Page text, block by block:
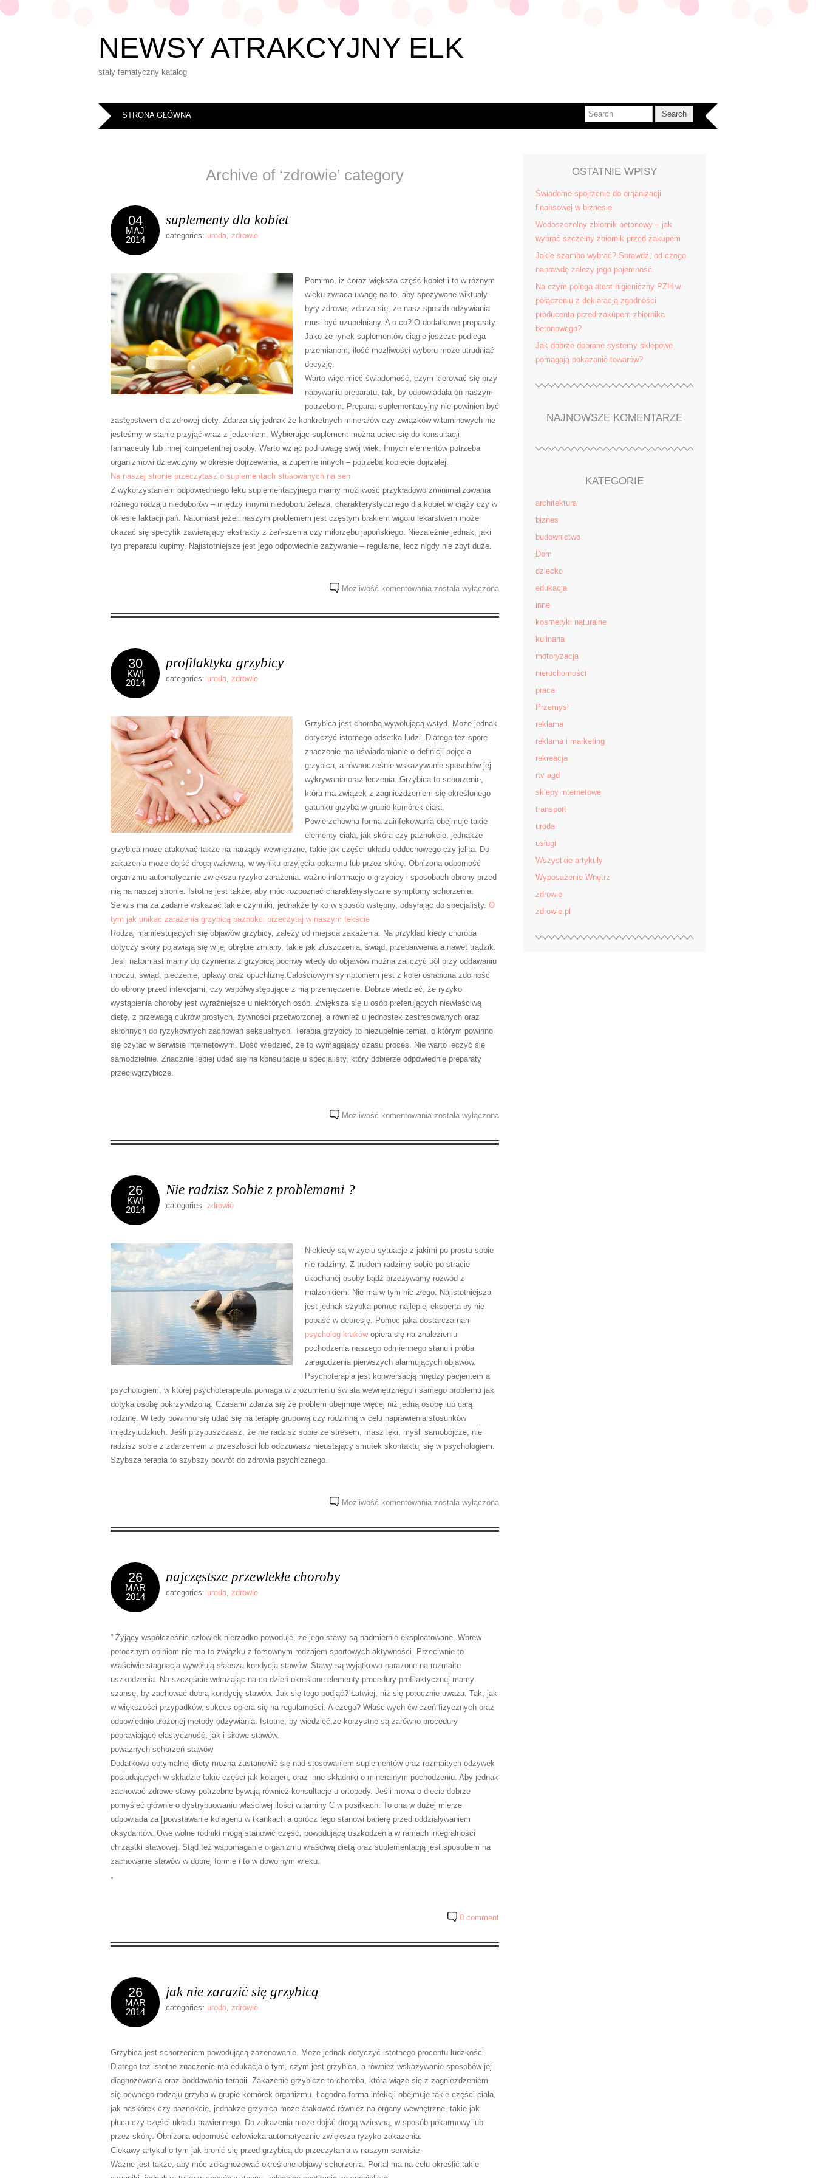
NEWSY ATRAKCYJNY ELK
staly tematyczny katalog
STRONA GŁÓWNA
Archive of ‘zdrowie’ category
04
MAJ
2014
suplementy dla kobiet
categories: uroda, zdrowie
Pomimo, iż coraz większa część kobiet i to w różnym
wieku zwraca uwagę na to, aby spożywane wiktuały
były zdrowe, zdarza się, że nasz sposób odżywiania
musi być uzupełniany. A o co? O dodatkowe preparaty.
Jako że rynek suplementów ciągle jeszcze podlega
przemianom, ilość możliwości wyboru może utrudniać
decyzję.
Warto więc mieć świadomość, czym kierować się przy
nabywaniu preparatu, tak, by odpowiadała on naszym
potrzebom. Preparat suplementacyjny nie powinien być
zastępstwem dla zdrowej diety. Zdarza się jednak że konkretnych minerałów czy związków witaminowych nie
jesteśmy w stanie przyjąć wraz z jedzeniem. Wybierając suplement można uciec się do konsultacji
farmaceuty lub innej kompetentnej osoby. Warto wziąć pod uwagę swój wiek. Innych elementów potrzeba
organizmowi dziewczyny w okresie dojrzewania, a zupełnie innych – potrzeba kobiecie dojrzałej.
Na naszej stronie przeczytasz o suplementach stosowanych na sen
Z wykorzystaniem odpowiedniego leku suplementacyjnego mamy możliwość przykładowo zminimalizowania
różnego rodzaju niedoborów – między innymi niedoboru żelaza, charakterystycznego dla kobiet w ciąży czy w
okresie laktacji pań. Natomiast jeżeli naszym problemem jest częstym brakiem wigoru lekarstwem może
okazać się specyfik zawierający ekstrakty z żeń-szenia czy miłorzębu japońskiego. Niezależnie jednak, jaki
typ preparatu kupimy. Najistotniejsze jest jego odpowiednie zażywanie – regularne, lecz nigdy nie zbyt duże.
Możliwość komentowania suplementy
kobiet
została wyłączona
30
KWI
2014
profilaktyka grzybicy
categories: uroda, zdrowie
Grzybica jest chorobą wywołującą wstyd. Może jednak
dotyczyć istotnego odsetka ludzi. Dlatego też spore
znaczenie ma uświadamianie o definicji pojęcia
grzybica, a równocześnie wskazywanie sposobów jej
wykrywania oraz leczenia. Grzybica to schorzenie,
która ma związek z zagnieżdżeniem się określonego
gatunku grzyba w grupie komórek ciała.
Powierzchowna forma zainfekowania obejmuje takie
elementy ciała, jak skóra czy paznokcie, jednakże
grzybica może atakować także na narządy wewnętrzne, takie jak części układu oddechowego czy jelita. Do
zakażenia może dojść drogą wziewną, w wyniku przyjęcia pokarmu lub przez skórę. Obniżona odporność
organizmu automatycznie zwiększa ryzyko zarażenia. ważne informacje o grzybicy i sposobach obrony przed
nią na naszej stronie. Istotne jest także, aby móc rozpoznać charakterystyczne symptomy schorzenia.
Serwis ma za zadanie wskazać takie czynniki, jednakże tylko w sposób wstępny, odsyłając do specjalisty. O
tym jak unikać zarażenia grzybicą paznokci przeczytaj w naszym tekście
Rodzaj manifestujących się objawów grzybicy, zależy od miejsca zakażenia. Na przykład kiedy choroba
dotyczy skóry pojawiają się w jej obrębie zmiany, takie jak złuszczenia, świąd, przebarwienia a nawet trądzik.
Jeśli natomiast mamy do czynienia z grzybicą pochwy wtedy do objawów można zaliczyć ból przy oddawaniu
moczu, świąd, pieczenie, upławy oraz opuchliznę.Całościowym symptomem jest z kolei osłabiona zdolność
do obrony przed infekcjami, czy współwystępujące z nią przemęczenie. Dobrze wiedzieć, że ryzyko
wystąpienia choroby jest wyraźniejsze u niektórych osób. Zwiększa się u osób preferujących niewłaściwą
dietę, z przewagą cukrów prostych, żywności przetworzonej, a również u jednostek zestresowanych oraz
skłonnych do ryzykownych zachowań seksualnych. Terapia grzybicy to niezupełnie temat, o którym powinno
się czytać w serwisie internetowym. Dość wiedzieć, że to wymagający czasu proces. Nie warto leczyć się
samodzielnie. Znacznie lepiej udać się na konsultację u specjalisty, który dobierze odpowiednie preparaty
przeciwgrzybicze.
Możliwość komentowania profilaktyka
została wyłączona
26
KWI
2014
Nie radzisz Sobie z problemami ?
categories: zdrowie
Niekiedy są w życiu sytuacje z jakimi po prostu sobie
nie radzimy. Z trudem radzimy sobie po stracie
ukochanej osoby bądź przeżywamy rozwód z
małżonkiem. Nie ma w tym nic złego. Najistotniejsza
jest jednak szybka pomoc najlepiej eksperta by nie
popaść w depresję. Pomoc jaka dostarcza nam
psycholog krakówopiera się na znalezieniu
pochodzenia naszego odmiennego stanu i próba
załagodzenia pierwszych alarmujących objawów.
Psychoterapia jest konwersacją między pacjentem a
psychologiem, w której psychoterapeuta pomaga w zrozumieniu świata wewnętrznego i samego problemu jaki
dotyka osobę pokrzywdzoną. Czasami zdarza się że problem obejmuje więcej niż jedną osobę lub całą
rodzinę. W tedy powinno się udać się na terapię grupową czy rodzinną w celu naprawienia stosunków
międzyludzkich. Jeśli przypuszczasz, że nie radzisz sobie ze stresem, masz lęki, myśli samobójcze, nie
radzisz sobie z zdarzeniem z przeszłości lub odczuwasz nieustający smutek skontaktuj się w psychologiem.
Szybsza terapia to szybszy powrót do zdrowia psychicznego.
Możliwość komentowania Nie
Sobie
została wyłączona
26
MAR
2014
najczęstsze przewlekłe choroby
categories: uroda, zdrowie
” Żyjący współcześnie człowiek nierzadko powoduje, że jego stawy są nadmiernie eksploatowane. Wbrew
potocznym opiniom nie ma to związku z forsownym rodzajem sportowych aktywności. Przeciwnie to
właściwie stagnacja wywołują słabsza kondycja stawów. Stawy są wyjątkowo narażone na rozmaite
uszkodzenia. Na szczęście wdrażając na co dzień określone elementy procedury profilaktycznej mamy
szansę, by zachować dobrą kondycję stawów. Jak się tego podjąć? Łatwiej, niż się potocznie uważa. Tak, jak
w większości przypadków, sukces opiera się na regularności. A czego? Właściwych ćwiczeń fizycznych oraz
odpowiednio ułożonej metody odżywiania. Istotne, by wiedzieć,że korzystne są zarówno procedury
poprawiające elastyczność, jak i siłowe stawów.
poważnych schorzeń stawów
Dodatkowo optymalnej diety można zastanowić się nad stosowaniem suplementów oraz rozmaitych odżywek
posiadających w składzie takie części jak kolagen, oraz inne składniki o mineralnym pochodzeniu. Aby jednak
zachować zdrowe stawy potrzebne bywają również konsultacje u ortopedy. Jeśli mowa o diecie dobrze
pomyśleć głównie o dystrybuowaniu właściwej ilości witaminy C w posiłkach. To ona w dużej mierze
odpowiada za [powstawanie kolagenu w tkankach a oprócz tego stanowi barierę przed oddziaływaniem
oksydantów. Owe wolne rodniki mogą stanowić część, powodującą uszkodzenia w ramach integralności
chrząstki stawowej. Stąd też wspomaganie organizmu właściwą dietą oraz suplementacją jest sposobem na
zachowanie stawów w dobrej formie i to w dowolnym wieku.
„
0 comment
26
MAR
2014
jak nie zarazić się grzybicą
categories: uroda, zdrowie
Grzybica jest schorzeniem powodującą zażenowanie. Może jednak dotyczyć istotnego procentu ludzkości.
Dlatego też istotne znaczenie ma edukacja o tym, czym jest grzybica, a również wskazywanie sposobów jej
diagnozowania oraz poddawania terapii. Zakażenie grzybicze to choroba, która wiąże się z zagnieżdżeniem
się pewnego rodzaju grzyba w grupie komórek organizmu. Łagodna forma infekcji obejmuje takie części ciała,
jak naskórek czy paznokcie, jednakże grzybica może atakować również na organy wewnętrzne, takie jak
płuca czy części układu trawiennego. Do zakażenia może dojść drogą wziewną, w sposób pokarmowy lub
przez skórę. Obniżona odporność człowieka automatycznie zwiększa ryzyko zakażenia.
Ciekawy artykuł o tym jak bronić się przed grzybicą do przeczytania w naszym serwisie
Ważne jest także, aby móc zdiagnozować określone objawy schorzenia. Portal ma na celu określić takie
OSTATNIE WPISY
Świadome spojrzenie do organizacji
finansowej w biznesie
Wodoszczelny zbiornik betonowy – jak
wybrać szczelny zbiornik przed zakupem
Jakie szambo wybrać? Sprawdź, od czego
naprawdę zależy jego pojemność.
Na czym polega atest higieniczny PZH w
połączeniu z deklaracją zgodności
producenta przed zakupem zbiornika
betonowego?
Jak dobrze dobrane systemy sklepowe
pomagają pokazanie towarów?
NAJNOWSZE KOMENTARZE
KATEGORIE
architektura
biznes
budownictwo
Dom
dziecko
edukacja
inne
kosmetyki naturalne
kulinaria
motoryzacja
nieruchomości
praca
Przemysł
reklama
reklama i marketing
rekreacja
rtv agd
sklepy internetowe
transport
uroda
usługi
Wszystkie artykuły
Wyposażenie Wnętrz
zdrowie
zdrowie.pl